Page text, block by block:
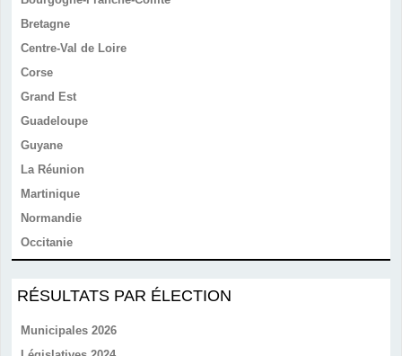
Bretagne
Centre-Val de Loire
Corse
Grand Est
Guadeloupe
Guyane
La Réunion
Martinique
Normandie
Occitanie
RÉSULTATS PAR ÉLECTION
Municipales 2026